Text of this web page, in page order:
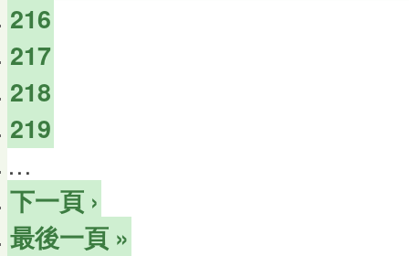
216
217
218
219
…
下一頁 ›
最後一頁 »